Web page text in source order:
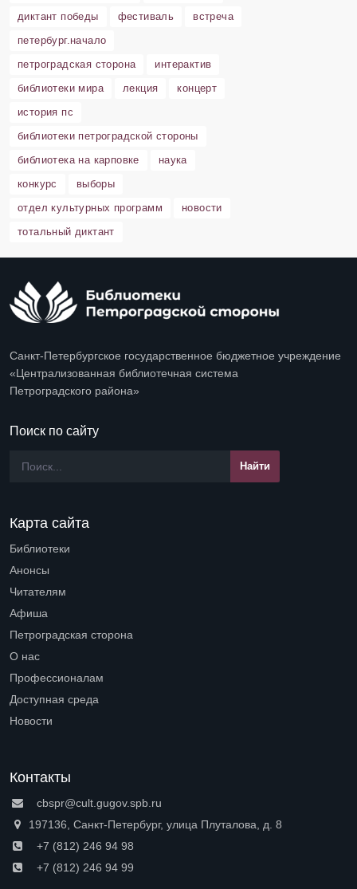
диктант победы
фестиваль
встреча
петербург.начало
петроградская сторона
интерактив
библиотеки мира
лекция
концерт
история пс
библиотеки петроградской стороны
библиотека на карповке
наука
конкурс
выборы
отдел культурных программ
новости
тотальный диктант
Санкт-Петербургское государственное бюджетное учреждение
«Централизованная библиотечная система
Петроградского района»
Поиск по сайту
Карта сайта
Библиотеки
Анонсы
Читателям
Афиша
Петроградская сторона
О нас
Профессионалам
Доступная среда
Новости
Контакты
cbspr@cult.gugov.spb.ru
197136, Санкт-Петербург, улица Плуталова, д. 8
+7 (812) 246 94 98
+7 (812) 246 94 99